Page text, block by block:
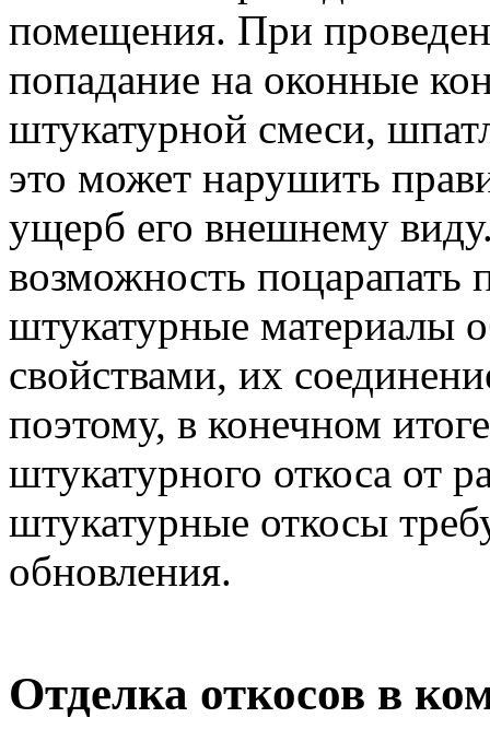
помещения. При
попадание на оконные
штукатурной смеси,
это может нарушить
ущерб его внешнему
возможность поцарапать
штукатурные материалы
свойствами, их
поэтому, в конечном
штукатурного откоса от
штукатурные откосы
обновления.
Отделка откосов в